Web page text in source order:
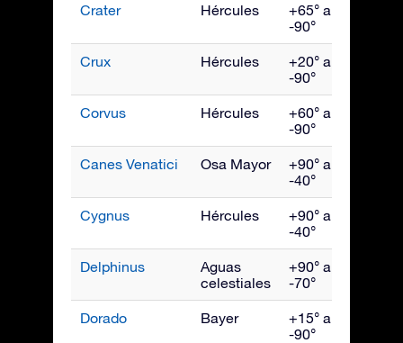
Crater Hércules
+65° a
-90°
Crux Hércules
+20° a
-90°
Corvus Hércules
+60° a
-90°
Canes Venatici Osa Mayor
+90° a
-40°
Cygnus Hércules
+90° a
-40°
Delphinus
Aguas
celestiales
+90° a
-70°
Dorado Bayer
+15° a
-90°